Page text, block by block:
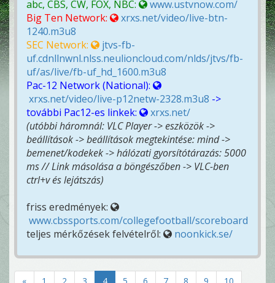
abc, CBS, CW, FOX, NBC:
www.ustvnow.com/
Big Ten Network:
xrxs.net/video/live-btn-
1240.m3u8
SEC Network:
jtvs-fb-
uf.cdnllnwnl.nlss.neulioncloud.com/nlds/jtvs/fb-
uf/as/live/fb-uf_hd_1600.m3u8
Pac-12 Network (National):
xrxs.net/video/live-p12netw-2328.m3u8 ->
további Pac12-es linkek:
xrxs.net/
(utóbbi háromnál: VLC Player -> eszközök ->
beállítások -> beállítások megtekintése: mind ->
bemenet/kodekek -> hálózati gyorsítótárazás: 5000
ms // Link másolása a böngészőben -> VLC-ben
ctrl+v és lejátszás)
friss eredmények:
www.cbssports.com/collegefootball/scoreboard
teljes mérkőzések felvételről:
noonkick.se/